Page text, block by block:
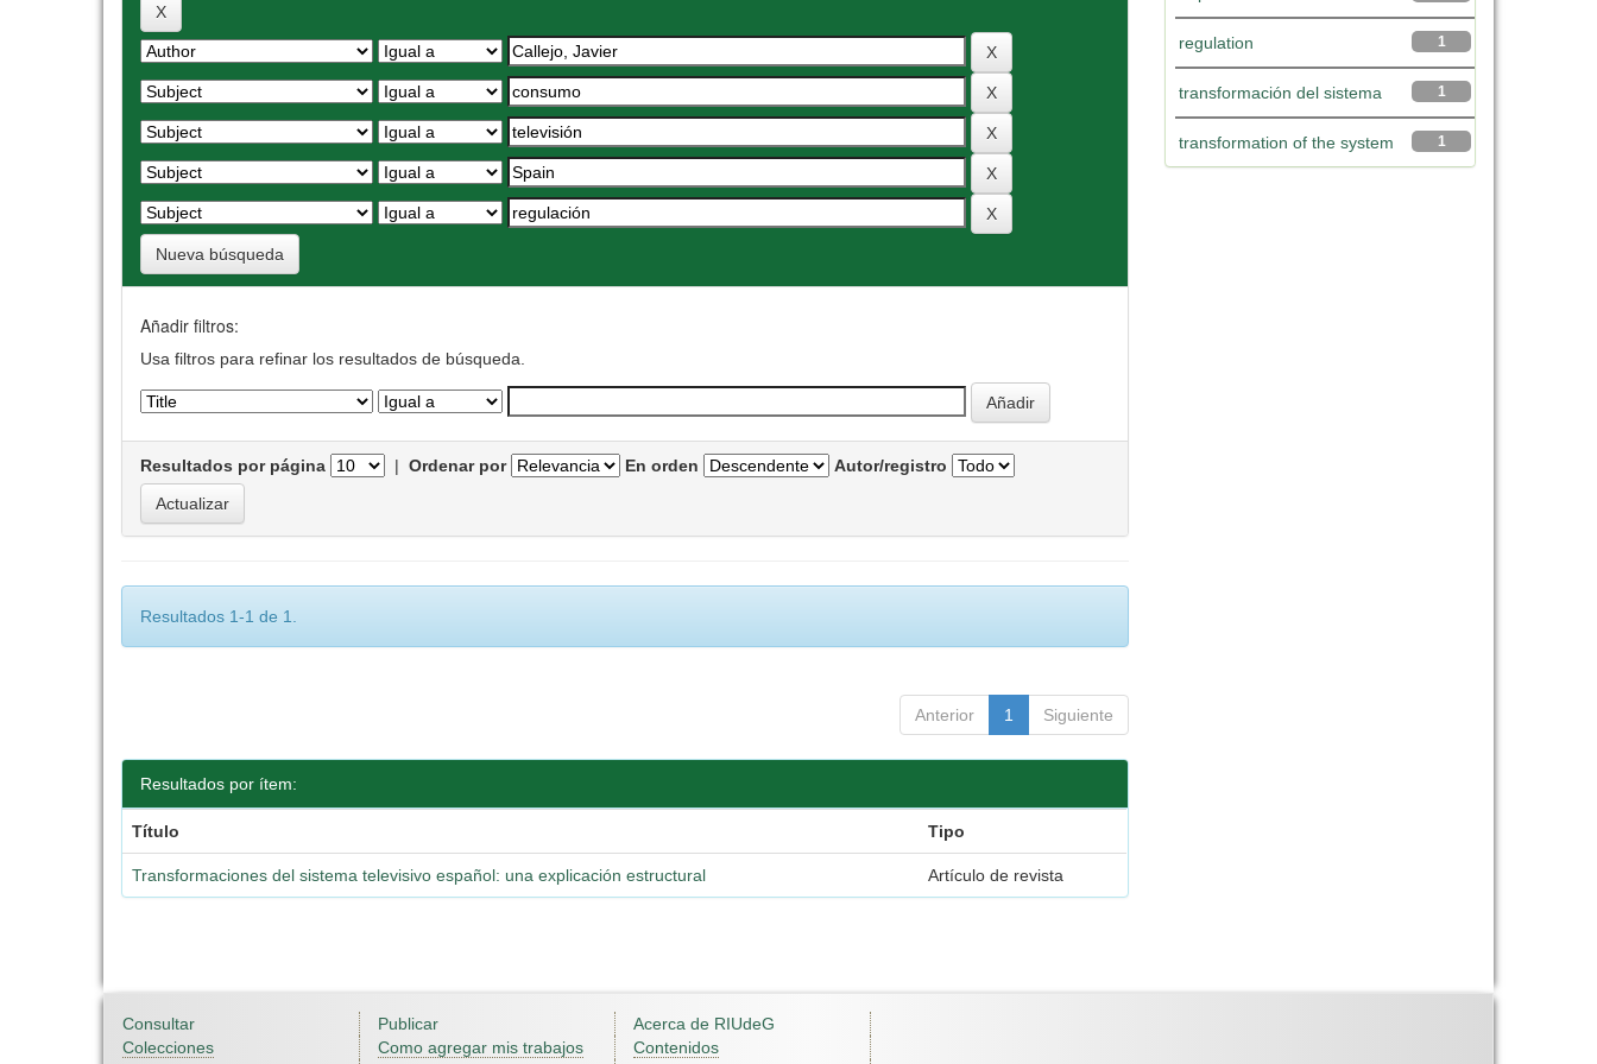
Nueva búsqueda
Añadir filtros:
Usa filtros para refinar los resultados de búsqueda.
Resultados por página | Ordenar por En orden Autor/registro
Resultados 1-1 de 1.
Anterior 1 Siguiente
Resultados por ítem:
Título Tipo
Transformaciones del sistema televisivo español: una explicación estructural Artículo de revista
1
regulation
1
transformación del sistema
1
transformation of the system
Consultar
Colecciones
Publicar
Como agregar mis trabajos
Acerca de RIUdeG
Contenidos